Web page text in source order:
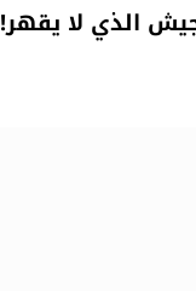
الذي لا يقهر!